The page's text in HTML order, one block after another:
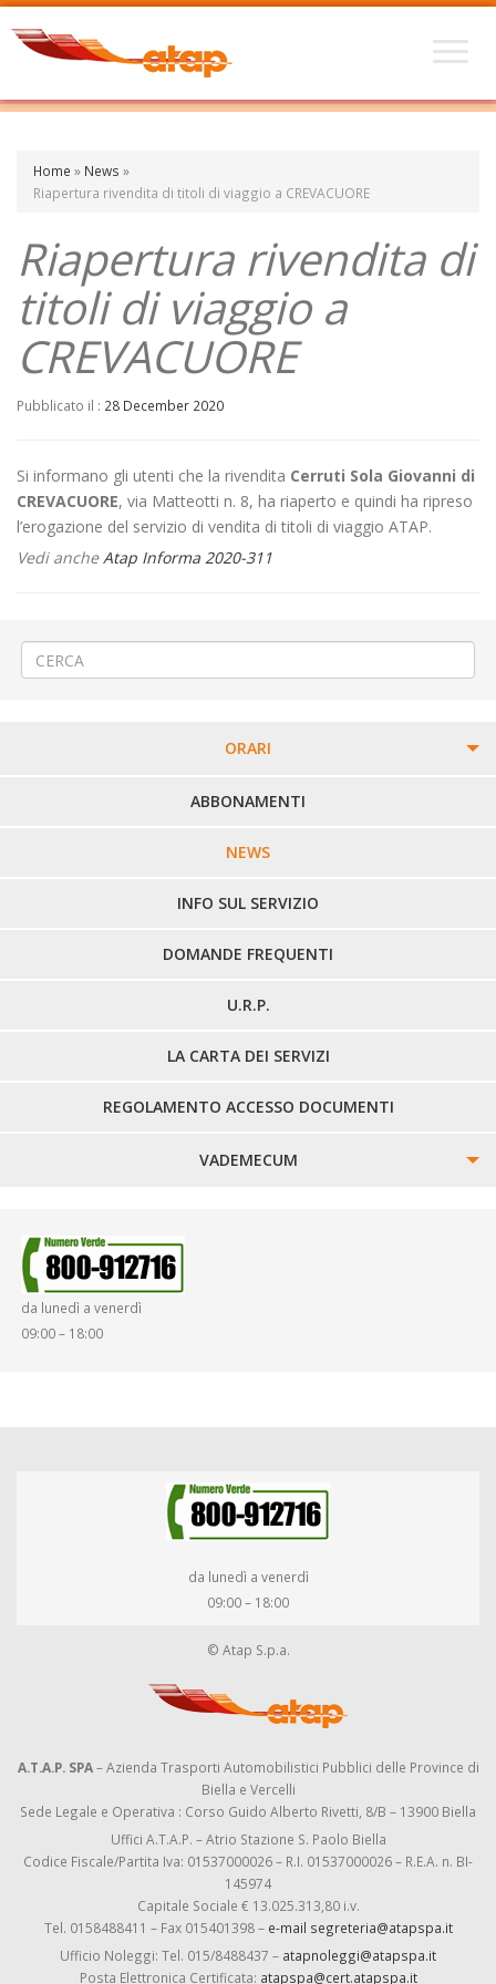
Home » News »
Riapertura rivendita di titoli di viaggio a CREVACUORE
Riapertura rivendita di
titoli di viaggio a
CREVACUORE
Pubblicato il : 28 December 2020
Si informano gli utenti che la rivendita Cerruti Sola Giovanni di
CREVACUORE, via Matteotti n. 8, ha riaperto e quindi ha ripreso
l’erogazione del servizio di vendita di titoli di viaggio ATAP.
Vedi ancheAtap Informa 2020-311
ORARI
PERCORSI URBANI IN BIELLA
LINEE URBANE VERCELLI
LINEE EXTRAURBANE
ABBONAMENTI
NEWS
INFO SUL SERVIZIO
DOMANDE FREQUENTI
U.R.P.
LA CARTA DEI SERVIZI
REGOLAMENTO ACCESSO DOCUMENTI
VADEMECUM
SMARRIMENTO OGGETTI
da lunedì a venerdì
09:00 – 18:00
da lunedì a venerdì
09:00 – 18:00
© Atap S.p.a.
A.T.A.P. SPA– Azienda Trasporti Automobilistici Pubblici delle Province di
Biella e Vercelli
Sede Legale e Operativa : Corso Guido Alberto Rivetti, 8/B – 13900 Biella
Uffici A.T.A.P. – Atrio Stazione S. Paolo Biella
Codice Fiscale/Partita Iva: 01537000026 – R.I. 01537000026 – R.E.A. n. BI-
145974
Capitale Sociale € 13.025.313,80 i.v.
Tel. 0158488411 – Fax 015401398 – e-mail segreteria@atapspa.it
Ufficio Noleggi: Tel. 015/8488437 – atapnoleggi@atapspa.it
Posta Elettronica Certificata: atapspa@cert.atapspa.it